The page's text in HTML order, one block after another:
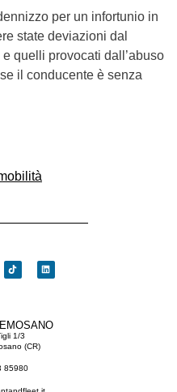
per un infortunio in
state deviazioni dal
quelli provocati dall’abuso
il conducente è senza
1/3
(CR)
85980